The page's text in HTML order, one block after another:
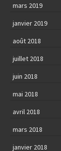
mars 2019
janvier 2019
août 2018
juillet 2018
juin 2018
mai 2018
avril 2018
mars 2018
janvier 2018